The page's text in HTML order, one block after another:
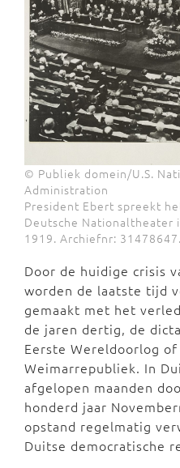
© Publiek domein/U.S.
Administration
President Ebert spreekt
Deutsche Nationaltheater
1919. Archiefnr: 31478647.
Door de huidige crisis
worden de laatste tijd
gemaakt met het
de jaren dertig, de
Eerste Wereldoorlog of
Weimarrepubliek. In
afgelopen maanden
honderd jaar
opstand regelmatig
Duitse democratische